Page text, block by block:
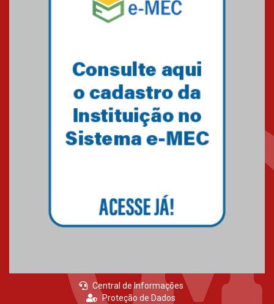
Equipe de saltos ornamentais
do Mackenzie Brasília
Gravação do projeto “Mais de
31 mil vozes com a Palavra” é
realizado no Colégio
Mackenzie Brasília
25.10.2024
Brasília conquistam medalhas
em importantes competições
de Matemática
04.10.2024
Central de Informações
Proteção de Dados